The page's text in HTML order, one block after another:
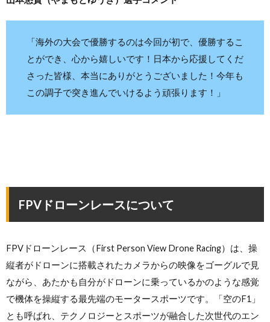
「海外の大会で優勝するのは今回が初で、優勝するこ
とができ、心から嬉しいです！日本から応援してくだ
さった皆様、本当にありがとうございました！今年も
この調子で突き進んでいけるよう頑張ります！」
FPVドローンレースについて
FPVドローンレース（First Person View Drone Racing）は、操
縦者がドローンに搭載されたカメラからの映像をゴーグルで見
ながら、あたかも自分がドローンに乗っているかのような感覚
で機体を操縦する最先端のモータースポーツです。「空のF1」
とも呼ばれ、テクノロジーとスポーツが融合した次世代のエン